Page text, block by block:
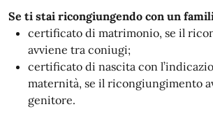
Se ti stai ricongiungendo con un
certificato di matrimonio, se il
avviene tra coniugi;
certificato di nascita con
maternità, se il ricongiungimento
genitore.